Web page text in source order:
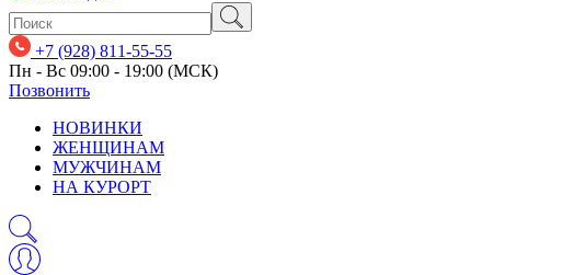
+7 (928) 811-55-55
Пн - Вс 09:00 - 19:00 (МСК)
Позвонить
НОВИНКИ
ЖЕНЩИНАМ
МУЖЧИНАМ
НА КУРОРТ